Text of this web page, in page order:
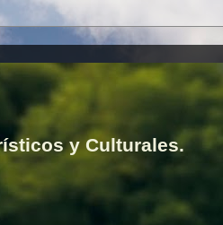
y Culturales.